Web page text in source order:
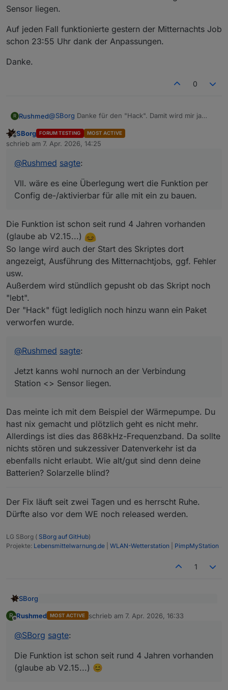
Sensor liegen.
Auf jeden Fall funktionierte gestern der Mitternachts Job
schon 23:55 Uhr dank der Anpassungen.
Danke.
0
R Rushmed@SBorg Danke für den "Hack". Damit wird mir ja
angezeigt.
Vll. wäre es eine Überlegung wert die Funktion per
In den Meldungen kam nicht bzgl. invalider Pakete
an. Lt. Router ist die Wlan Verbindung zur WS
Verbindung Station <> Sensor liegen.
Job schon 23:55 Uhr dank der Anpassungen.
Offline
SBorg FORUM TESTING MOST ACTIVE
schrieb am 7. Apr. 2026, 14:25
zuletzt editiert von
@Rushmed sagte:
Vll. wäre es eine Überlegung wert die Funktion per
Config de-/aktivierbar für alle mit ein zu bauen.
Die Funktion ist schon seit rund 4 Jahren vorhanden
(glaube ab V2.15...)
So lange wird auch der Start des Skriptes dort
angezeigt, Ausführung des Mitternachtjobs, ggf. Fehler
usw.
Außerdem wird stündlich gepusht ob das Skript noch
"lebt".
Der "Hack" fügt lediglich noch hinzu wann ein Paket
verworfen wurde.
@Rushmed sagte:
Jetzt kanns wohl nurnoch an der Verbindung
Station <> Sensor liegen.
Das meinte ich mit dem Beispiel der Wärmepumpe. Du
hast nix gemacht und plötzlich geht es nicht mehr.
Allerdings ist dies das 868kHz-Frequenzband. Da sollte
nichts stören und sukzessiver Datenverkehr ist da
ebenfalls nicht erlaubt. Wie alt/gut sind denn deine
Batterien? Solarzelle blind?
Der Fix läuft seit zwei Tagen und es herrscht Ruhe.
Dürfte also vor dem WE noch released werden.
LG SBorg ( SBorg auf GitHub)
Projekte: Lebensmittelwarnung.de WLAN-Wetterstation PimpMyStation
1
SBorg
Config de-/aktivierbar für alle mit ein zu bauen.
(glaube ab V2.15...)
angezeigt, Ausführung des Mitternachtjobs, ggf. Fehler
usw.
Außerdem wird stündlich gepusht ob das Skript noch
@ Rushmed sagte
Jetzt kanns wohl nurnoch an der Verbindung
Das meinte ich mit dem Beispiel der Wärmepumpe. Du
R Rushmed MOST ACTIVE schrieb am 7. Apr. 2026, 16:33
zuletzt editiert von
@SBorg sagte:
Die Funktion ist schon seit rund 4 Jahren vorhanden
(glaube ab V2.15...) 😊